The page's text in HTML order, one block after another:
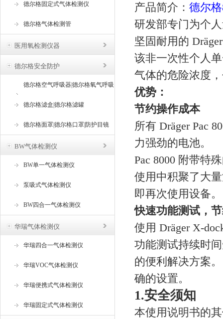
德尔格固定式气体检测仪
德尔格气体检测管
医用氧检测仪器
德尔格安全防护
德尔格空气呼吸器|德尔格氧气呼吸
器
德尔格滤盒|德尔格滤罐
德尔格面罩|德尔格口罩|防护目镜
BW气体检测仪
BW单一气体检测仪
泵吸式气体检测仪
BW四合一气体检测仪
华瑞气体检测仪
华瑞四合一气体检测仪
华瑞VOC气体检测仪
华瑞便携式气体检测仪
华瑞固定式气体检测仪
产品简介： 德尔
研发部专门为个
坚固耐用的
该非一次性个人
气体的危险浓度
优势：
节约操作成本
所有 Dräger Pac
力强劲的电池。
Pac 8000 附带特
使用中积聚了大
即再次使用设备。
快速功能测试，
使用 Dräger X-
功能测试持续时
的便利解决方案
确的设置。
1.安全须知
本使用说明书的